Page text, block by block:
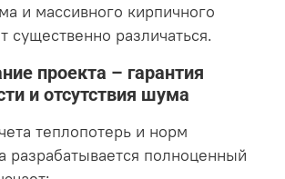
и массивного кирпичного
существенно различаться.
проекта – гарантия
и отсутствия шума
теплопотерь и норм
разрабатывается полноценный